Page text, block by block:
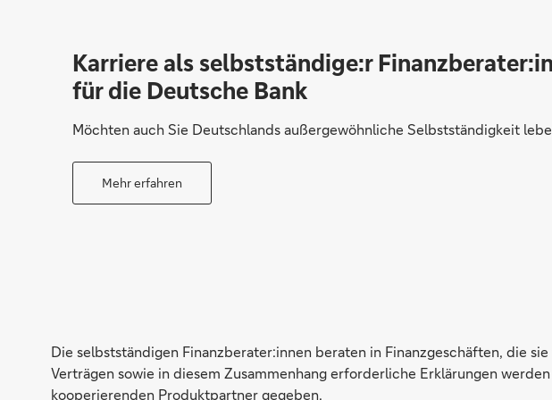
Karriere als selbstständige:r Finanzberater:in
für die Deutsche Bank
Möchten auch Sie Deutschlands außergewöhnliche Selbstständigkeit
Mehr erfahren
Die selbstständigen Finanzberater:innen beraten in Finanzgeschäften, die
Verträgen sowie in diesem Zusammenhang erforderliche Erklärungen
kooperierenden Produktpartner gegeben.